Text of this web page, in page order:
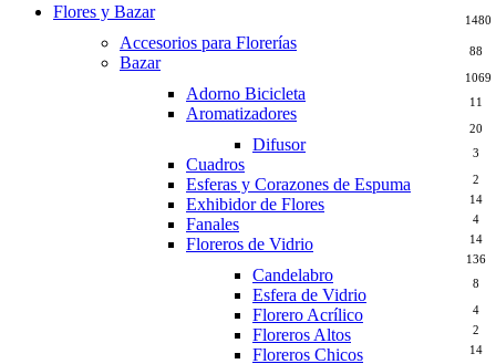
de
página
Flores y Bazar 1480
Accesorios para Florerías 88
Bazar
1069
Adorno Bicicleta 11
Aromatizadores
20
Difusor 3
Cuadros
2
Esferas y Corazones de Espuma
14
Exhibidor de Flores
4
Fanales
14
Floreros de Vidrio
136
Candelabro 8
Esfera de Vidrio
4
Florero Acrílico
2
Floreros Altos
14
Floreros Chicos